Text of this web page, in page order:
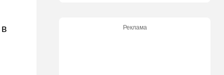
водителем грузовика
Реклама